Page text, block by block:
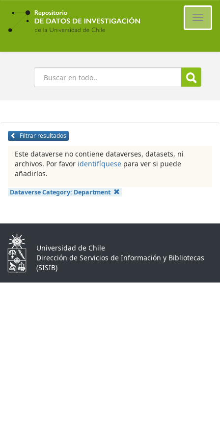
Ir
contenido
principal
Buscar
Filtrar resultados
Este dataverse no contiene dataverses, datasets, ni
archivos. Por favor identifíquese para ver si puede
añadirlos.
Dataverse Category: Department
Universidad de Chile
Dirección de Servicios de Información y Bibliotecas
(SISIB)